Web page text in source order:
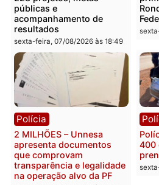
Política
Marcos Rogério apresenta
Plano de Governo com
228 projetos, metas
públicas e
acompanhamento de
resultados
sexta-feira, 07/08/2026 às 18:49